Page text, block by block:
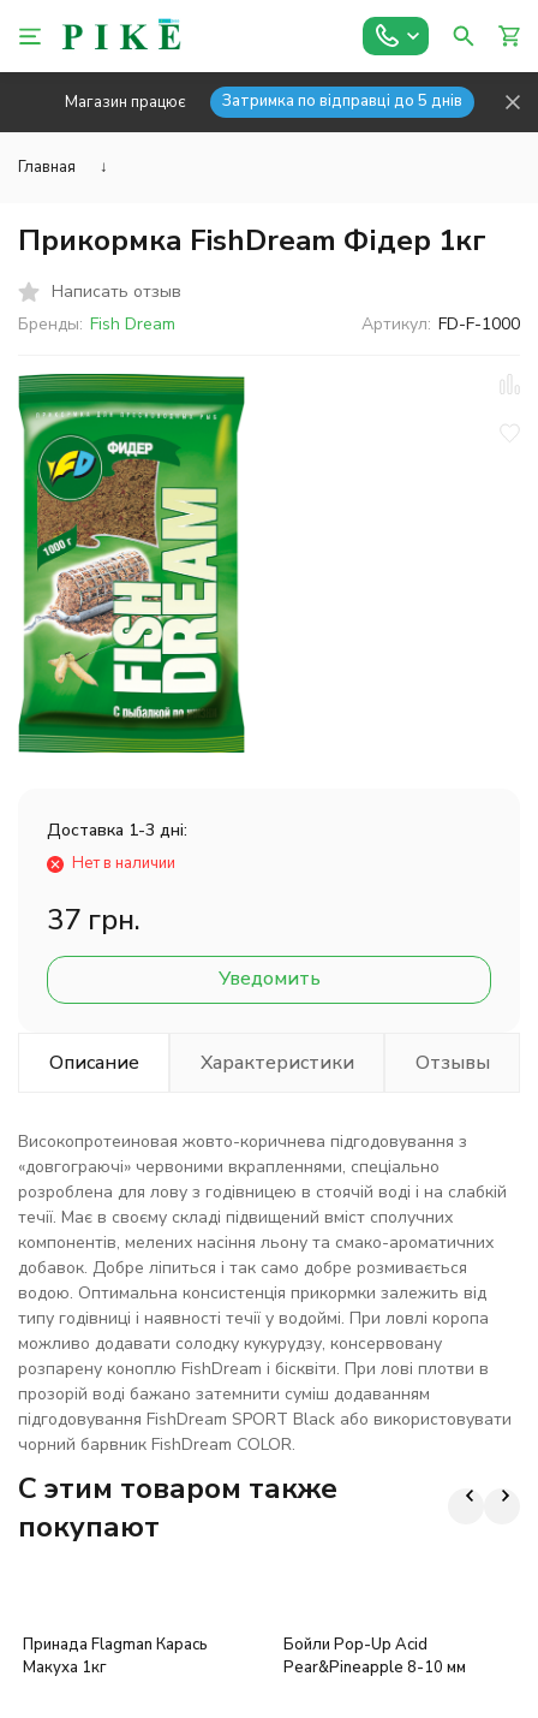
Магазин працює Затримка по відправці до 5 днів
Главная ↓
Прикормка FishDream Фідер 1кг
Написать отзыв
Бренды: Fish Dream Артикул: FD-F-1000
Доставка 1-3 дні:
Нет в наличии
37 грн.
Уведомить
Описание Характеристики Отзывы
Високопротеиновая жовто-коричнева підгодовування з
«довгограючі» червоними вкрапленнями, спеціально
розроблена для лову з годівницею в стоячій воді і на слабкій
течії. Має в своєму складі підвищений вміст сполучних
компонентів, мелених насіння льону та смако-ароматичних
добавок. Добре ліпиться і так само добре розмивається
водою. Оптимальна консистенція прикормки залежить від
типу годівниці і наявності течії у водоймі. При ловлі коропа
можливо додавати солодку кукурудзу, консервовану
розпарену коноплю FishDream і бісквіти. При лові плотви в
прозорій воді бажано затемнити суміш додаванням
підгодовування FishDream SPORT Black або використовувати
чорний барвник FishDream COLOR.
C этим товаром также
покупают
Принада Flagman Карась
Макуха 1кг
Бойли Pop-Up Acid
Pear&Pineapple 8-10 мм